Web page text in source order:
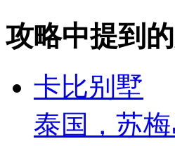
攻略中提到
卡比别墅
泰国，苏梅